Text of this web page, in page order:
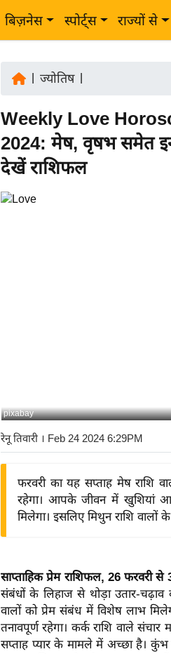
बिज़नेस स्पोर्ट्स राज्यों से
ज्योतिष|
Weekly Love
2024: मेष, वृषभ समेत इन
देखें राशिफल
pixabay
रेनू तिवारी । Feb 24 2024 6:29PM
फरवरी का यह सप्ताह मेष राशि
रहेगा। आपके जीवन में खुशियां
मिलेगा। इसलिए मिथुन राशि
साप्ताहिक प्रेम राशिफल, 26 फरवरी से
संबंधों के लिहाज से थोड़ा उतार-
वालों को प्रेम संबंध में विशेष लाभ
तनावपूर्ण रहेगा। कर्क राशि वाले
सप्ताह प्यार के मामले में अच्छा है। कुंभ